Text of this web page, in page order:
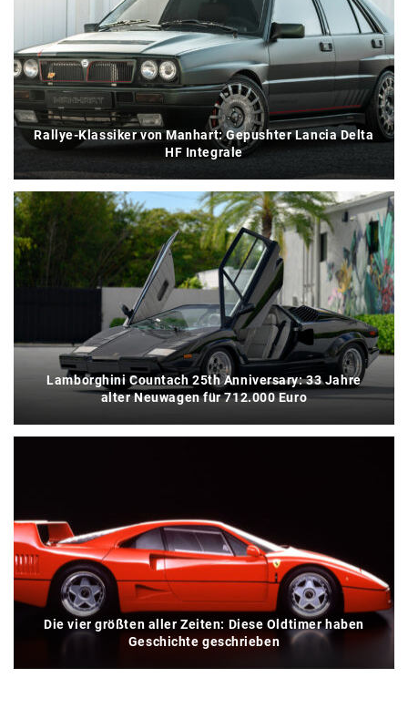
Rallye-Klassiker von Manhart: Gepushter Lancia Delta
HF Integrale
Lamborghini Countach 25th Anniversary: 33 Jahre
alter Neuwagen für 712.000 Euro
Die vier größten aller Zeiten: Diese Oldtimer haben
Geschichte geschrieben